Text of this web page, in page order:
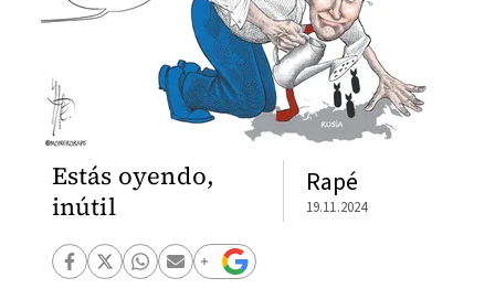
Estás oyendo,
inútil
Rapé
19.11.2024